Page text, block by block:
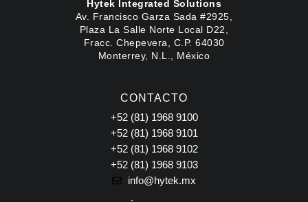
Hytek Integrated Solutions
Av. Francisco Garza Sada #2925,
Plaza La Salle Norte Local D22,
Fracc. Chepevera, C.P. 64030
Monterrey, N.L., México
CONTACTO
+52 (81) 1968 9100
+52 (81) 1968 9101
+52 (81) 1968 9102
+52 (81) 1968 9103
info@hytek.mx